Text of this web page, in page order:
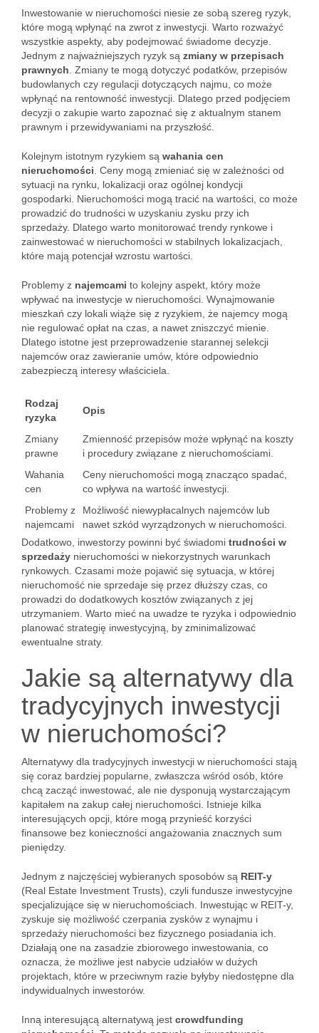
Inwestowanie w nieruchomości niesie ze sobą szereg ryzyk,
które mogą wpłynąć na zwrot z inwestycji. Warto rozważyć
wszystkie aspekty, aby podejmować świadome decyzje.
Jednym z najważniejszych ryzyk są zmiany w przepisach
prawnych . Zmiany te mogą dotyczyć podatków, przepisów
budowlanych czy regulacji dotyczących najmu, co może
wpłynąć na rentowność inwestycji. Dlatego przed podjęciem
decyzji o zakupie warto zapoznać się z aktualnym stanem
prawnym i przewidywaniami na przyszłość.
Kolejnym istotnym ryzykiem są wahania cen
nieruchomości . Ceny mogą zmieniać się w zależności od
sytuacji na rynku, lokalizacji oraz ogólnej kondycji
gospodarki. Nieruchomości mogą tracić na wartości, co może
prowadzić do trudności w uzyskaniu zysku przy ich
sprzedaży. Dlatego warto monitorować trendy rynkowe i
zainwestować w nieruchomości w stabilnych lokalizacjach,
które mają potencjał wzrostu wartości.
Problemy z najemcami to kolejny aspekt, który może
wpływać na inwestycje w nieruchomości. Wynajmowanie
mieszkań czy lokali wiąże się z ryzykiem, że najemcy mogą
nie regulować opłat na czas, a nawet zniszczyć mienie.
Dlatego istotne jest przeprowadzenie starannej selekcji
najemców oraz zawieranie umów, które odpowiednio
zabezpieczą interesy właściciela.
Rodzaj
ryzyka
Opis
Zmiany
prawne
Zmienność przepisów może wpłynąć na koszty
i procedury związane z nieruchomościami.
Wahania
cen
Ceny nieruchomości mogą znacząco spadać,
co wpływa na wartość inwestycji.
Problemy z
najemcami
Możliwość niewypłacalnych najemców lub
nawet szkód wyrządzonych w nieruchomości.
Dodatkowo, inwestorzy powinni być świadomi trudności w
sprzedaży nieruchomości w niekorzystnych warunkach
rynkowych. Czasami może pojawić się sytuacja, w której
nieruchomość nie sprzedaje się przez dłuższy czas, co
prowadzi do dodatkowych kosztów związanych z jej
utrzymaniem. Warto mieć na uwadze te ryzyka i odpowiednio
planować strategię inwestycyjną, by zminimalizować
ewentualne straty.
Jakie są alternatywy dla
tradycyjnych inwestycji
w nieruchomości?
Alternatywy dla tradycyjnych inwestycji w nieruchomości stają
się coraz bardziej popularne, zwłaszcza wśród osób, które
chcą zacząć inwestować, ale nie dysponują wystarczającym
kapitałem na zakup całej nieruchomości. Istnieje kilka
interesujących opcji, które mogą przynieść korzyści
finansowe bez konieczności angażowania znacznych sum
pieniędzy.
Jednym z najczęściej wybieranych sposobów są REIT-y
(Real Estate Investment Trusts), czyli fundusze inwestycyjne
specjalizujące się w nieruchomościach. Inwestując w REIT-y,
zyskuje się możliwość czerpania zysków z wynajmu i
sprzedaży nieruchomości bez fizycznego posiadania ich.
Działają one na zasadzie zbiorowego inwestowania, co
oznacza, że możliwe jest nabycie udziałów w dużych
projektach, które w przeciwnym razie byłyby niedostępne dla
indywidualnych inwestorów.
Inną interesującą alternatywą jest crowdfunding